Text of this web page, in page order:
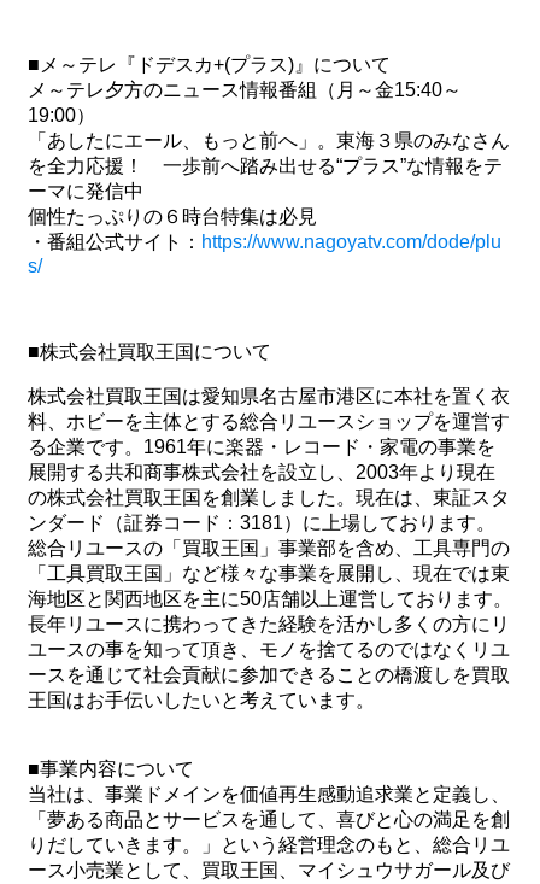
■メ～テレ『ドデスカ+(プラス)』について
メ～テレ夕方のニュース情報番組（月～金15:40～
19:00）
「あしたにエール、もっと前へ」。東海３県のみなさん
を全力応援！ 一歩前へ踏み出せる“プラス”な情報をテ
ーマに発信中
個性たっぷりの６時台特集は必見
・番組公式サイト： https://www.nagoyatv.com/dode/plu
s/
■株式会社買取王国について
株式会社買取王国は愛知県名古屋市港区に本社を置く衣
料、ホビーを主体とする総合リユースショップを運営す
る企業です。1961年に楽器・レコード・家電の事業を
展開する共和商事株式会社を設立し、2003年より現在
の株式会社買取王国を創業しました。現在は、東証スタ
ンダード（証券コード：3181）に上場しております。
総合リユースの「買取王国」事業部を含め、工具専門の
「工具買取王国」など様々な事業を展開し、現在では東
海地区と関西地区を主に50店舗以上運営しております。
長年リユースに携わってきた経験を活かし多くの方にリ
ユースの事を知って頂き、モノを捨てるのではなくリユ
ースを通じて社会貢献に参加できることの橋渡しを買取
王国はお手伝いしたいと考えています。
■事業内容について
当社は、事業ドメインを価値再生感動追求業と定義し、
「夢ある商品とサービスを通して、喜びと心の満足を創
りだしていきます。」という経営理念のもと、総合リユ
ース小売業として、買取王国、マイシュウサガール及び